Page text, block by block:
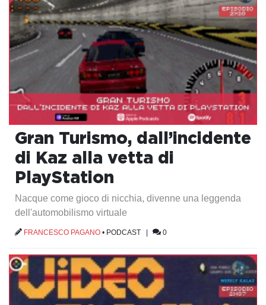
Gran Turismo, dall’incidente
di Kaz alla vetta di
PlayStation
Nacque come gioco di nicchia, divenne una leggenda
dell'automobilismo virtuale
FRANCESCO PAGANO • PODCAST | 0